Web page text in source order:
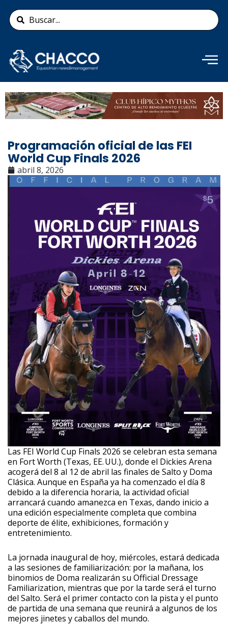
contenido
Search
...
Añade aquí tu texto de
cabecera
Programación oficial de las FEI
World Cup Finals 2026
abril 8, 2026
Las FEI World Cup Finals 2026 se celebran esta semana
en Fort Worth (Texas, EE. UU.), donde el Dickies Arena
acogerá del 8 al 12 de abril las finales de Salto y Doma
Clásica. Aunque en España ya ha comenzado el día 8
debido a la diferencia horaria, la actividad oficial
arrancará cuando amanezca en Texas, dando inicio a
una edición especialmente completa que combina
deporte de élite, exhibiciones, formación y
entretenimiento.
La jornada inaugural de hoy, miércoles, estará dedicada
a las sesiones de familiarización: por la mañana, los
binomios de Doma realizarán su Official Dressage
Familiarization, mientras que por la tarde será el turno
del Salto. Será el primer contacto con la pista y el punto
de partida de una semana que reunirá a algunos de los
mejores jinetes y caballos del mundo.